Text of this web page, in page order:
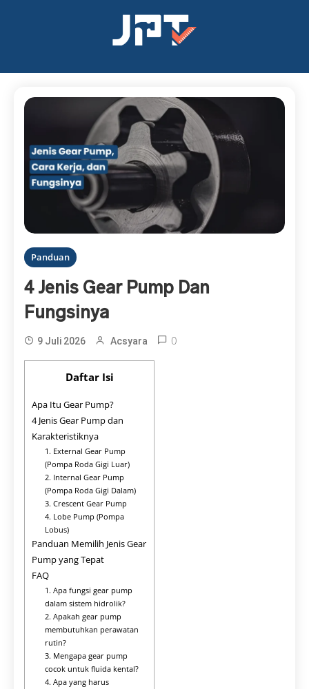
Panduan
4 Jenis Gear Pump Dan
Fungsinya
9 Juli 2026 Acsyara 0
Daftar Isi
Apa Itu Gear Pump?
4 Jenis Gear Pump dan
Karakteristiknya
1. External Gear Pump
(Pompa Roda Gigi Luar)
2. Internal Gear Pump
(Pompa Roda Gigi Dalam)
3. Crescent Gear Pump
4. Lobe Pump (Pompa
Lobus)
Panduan Memilih Jenis Gear
Pump yang Tepat
FAQ
1. Apa fungsi gear pump
dalam sistem hidrolik?
2. Apakah gear pump
membutuhkan perawatan
rutin?
3. Mengapa gear pump
cocok untuk fluida kental?
4. Apa yang harus